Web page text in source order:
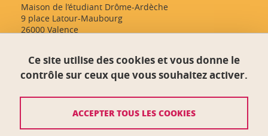
Maison de l’étudiant Drôme-Ardèche
9 place Latour-Maubourg
26000 Valence
Crédits
Mentions légales
Ce site utilise des cookies et vous donne le
contrôle sur ceux que vous souhaitez activer.
ACCEPTER TOUS LES COOKIES